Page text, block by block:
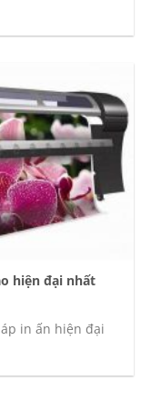
hiện đại nhất
in ấn hiện đại